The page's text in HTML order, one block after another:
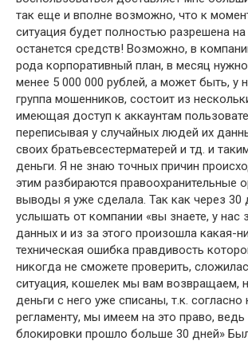
так еще и вполне возможно, что к
ситуация будет полностью разрешена
останется средств! Возможно, в
рода корпоративный план, в месяц
менее 5 000 000 рублей, а может быть, у
группа мошенников, состоит из
имеющая доступ к аккаунтам
переписывая у случайных людей их
своих братьевсестерматерей и тд. и
деньги. Я не знаю точных причин
этим разбираются правоохранительные
выводы я уже сделала. Так как через 30
услышать от компании «вы знаете, у нас
данных и из за этого произошла какая-
техническая ошибка правдивость
никогда не сможете проверить,
ситуация, кошелек мы вам возвращаем,
деньги с него уже списаны, т.к.
регламенту, мы имеем на это право,
блокировки прошло больше 30 дней»